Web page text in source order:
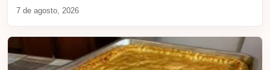
7 de agosto, 2026